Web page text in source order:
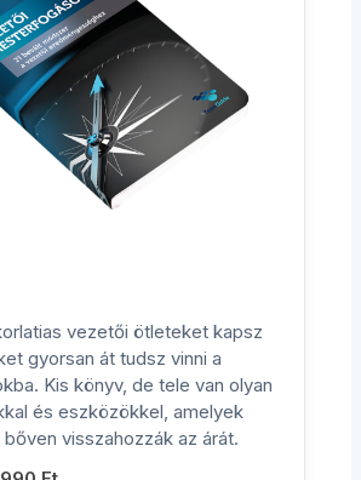
vezetői ötleteket kapsz
gyorsan át tudsz vinni a
Kis könyv, de tele van olyan
és eszközökkel, amelyek
visszahozzák az árát.